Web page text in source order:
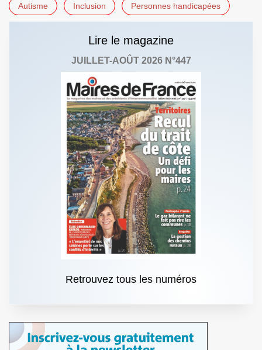
Autisme
Inclusion Personnes handicapées
Lire le magazine
JUILLET-AOÛT 2026 N°447
Retrouvez tous les numéros